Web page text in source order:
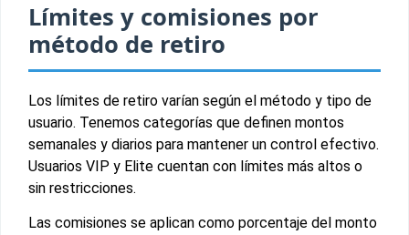
Límites y comisiones por
método de retiro
Los límites de retiro varían según el método y tipo de
usuario. Tenemos categorías que definen montos
semanales y diarios para mantener un control efectivo.
Usuarios VIP y Elite cuentan con límites más altos o
sin restricciones.
Las comisiones se aplican como porcentaje del monto